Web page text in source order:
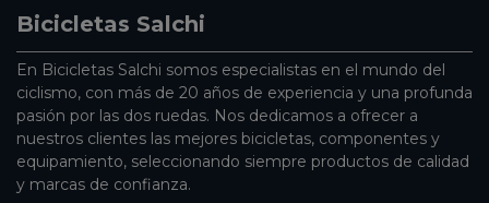
Bicicletas Salchi
En Bicicletas Salchi somos especialistas en el mundo del
ciclismo, con más de 20 años de experiencia y una profunda
pasión por las dos ruedas. Nos dedicamos a ofrecer a
nuestros clientes las mejores bicicletas, componentes y
equipamiento, seleccionando siempre productos de calidad
y marcas de confianza.